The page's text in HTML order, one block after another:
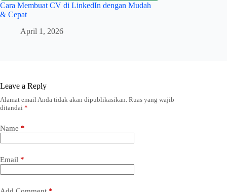
Cara Membuat CV di LinkedIn dengan Mudah
& Cepat
April 1, 2026
Leave a Reply
Alamat email Anda tidak akan dipublikasikan. Ruas yang wajib
ditandai *
Name *
Email *